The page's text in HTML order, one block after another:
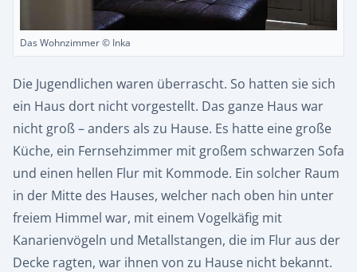
Das Wohnzimmer © Inka
Die Jugendlichen waren überrascht. So hatten sie sich
ein Haus dort nicht vorgestellt. Das ganze Haus war
nicht groß – anders als zu Hause. Es hatte eine große
Küche, ein Fernsehzimmer mit großem schwarzen Sofa
und einen hellen Flur mit Kommode. Ein solcher Raum
in der Mitte des Hauses, welcher nach oben hin unter
freiem Himmel war, mit einem Vogelkäfig mit
Kanarienvögeln und Metallstangen, die im Flur aus der
Decke ragten, war ihnen von zu Hause nicht bekannt.